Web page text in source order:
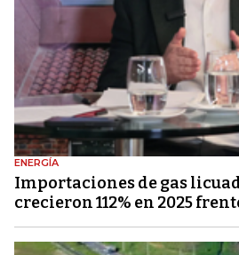
ENERGÍA
Importaciones de gas
crecieron 112% en 2025